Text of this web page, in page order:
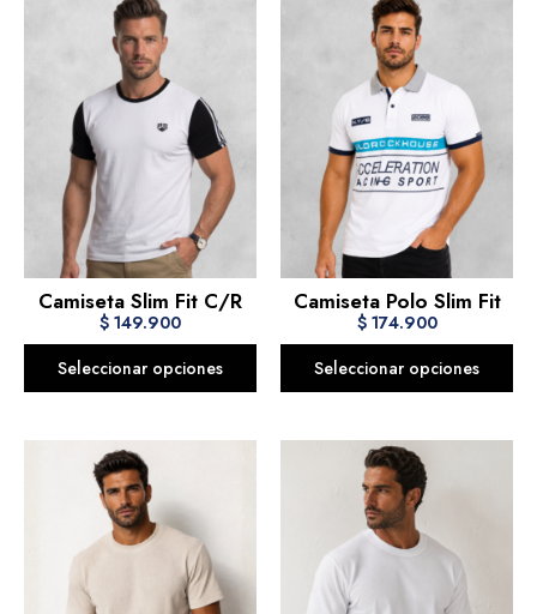
Camiseta Slim Fit C/R
$ 149.900
Seleccionar opciones
Camiseta Polo Slim Fit
$174.900
Seleccionar opciones